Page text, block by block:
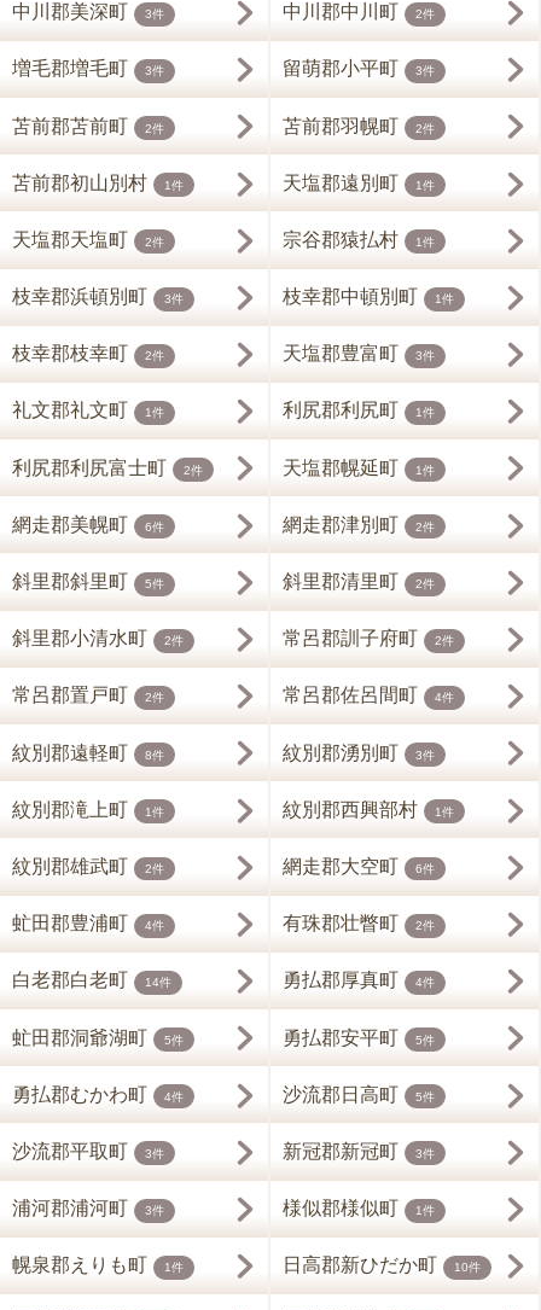
中川郡美深町 3件 中川郡中川町 2件
増毛郡増毛町 3件 留萌郡小平町 3件
苫前郡苫前町 2件 苫前郡羽幌町 2件
苫前郡初山別村 1件 天塩郡遠別町 1件
天塩郡天塩町 2件 宗谷郡猿払村 1件
枝幸郡浜頓別町 3件 枝幸郡中頓別町 1件
枝幸郡枝幸町 2件 天塩郡豊富町 3件
礼文郡礼文町 1件 利尻郡利尻町 1件
利尻郡利尻富士町 2件 天塩郡幌延町 1件
網走郡美幌町 6件 網走郡津別町 2件
斜里郡斜里町 5件 斜里郡清里町 2件
斜里郡小清水町 2件 常呂郡訓子府町 2件
常呂郡置戸町 2件 常呂郡佐呂間町 4件
紋別郡遠軽町 8件 紋別郡湧別町 3件
紋別郡滝上町 1件 紋別郡西興部村 1件
紋別郡雄武町 2件 網走郡大空町 6件
虻田郡豊浦町 4件 有珠郡壮瞥町 2件
白老郡白老町 14件 勇払郡厚真町 4件
虻田郡洞爺湖町 5件 勇払郡安平町 5件
勇払郡むかわ町 4件 沙流郡日高町 5件
沙流郡平取町 3件 新冠郡新冠町 3件
浦河郡浦河町 3件 様似郡様似町 1件
幌泉郡えりも町 1件 日高郡新ひだか町 10件